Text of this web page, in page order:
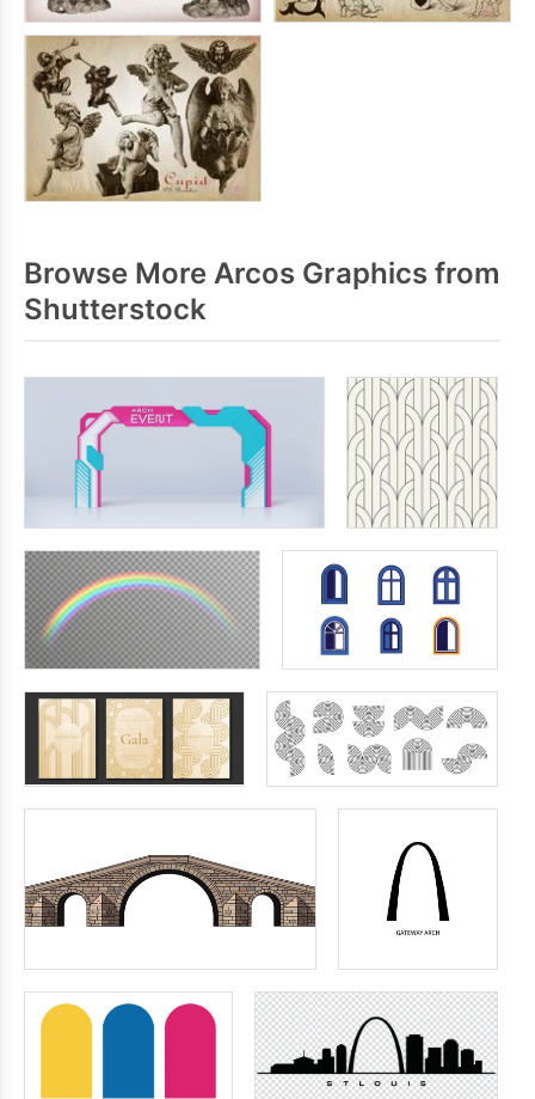
Browse More Arcos Graphics from
Shutterstock